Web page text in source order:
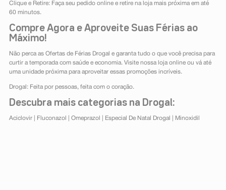
Clique e Retire: Faça seu pedido online e retire na loja mais próxima em até
60 minutos.
Compre Agora e Aproveite Suas Férias ao
Máximo!
Não perca as Ofertas de Férias Drogal e garanta tudo o que você precisa para
curtir a temporada com saúde e economia. Visite nossa loja online ou vá até
uma unidade próxima para aproveitar essas promoções incríveis.
Drogal: Feita por pessoas, feita com o coração.
Descubra mais categorias na Drogal:
Aciclovir| Fluconazol Omeprazol Especial De Natal Drogal Minoxidil